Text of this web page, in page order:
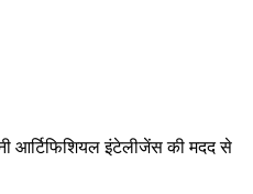
आर्टिफिशियल इंटेलीजेंस की मदद से